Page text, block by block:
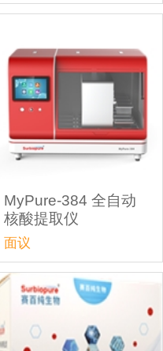
MyPure-384 全自动
核酸提取仪
面议